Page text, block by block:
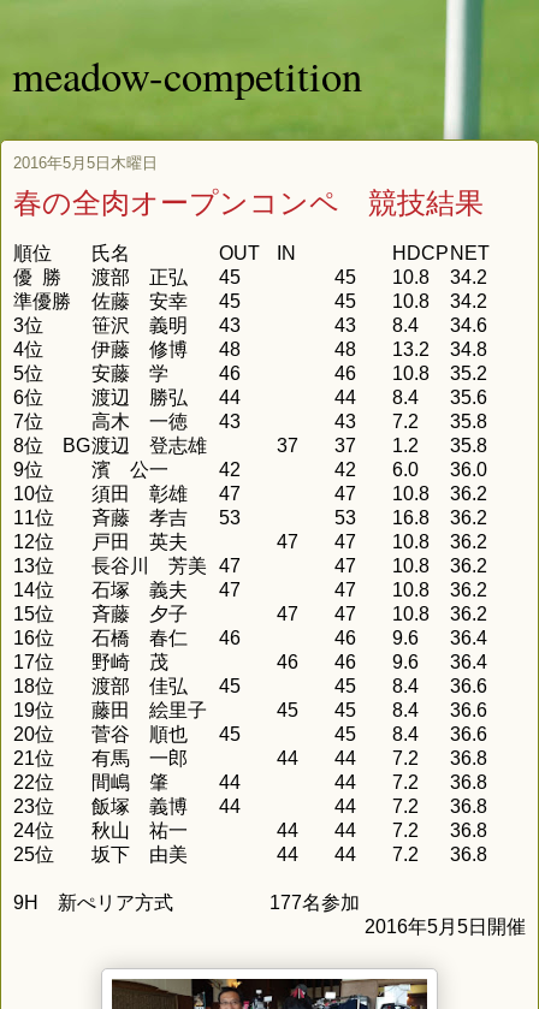
meadow-competition
2016年5月5日木曜日
春の全肉オープンコンペ 競技結果
順位 氏名 OUT IN HDCP NET
優 勝
渡部 正弘 45 45 10.8
34.2
準優勝
佐藤 安幸 45 45 10.8
34.2
3位
笹沢 義明 43 43 8.4
34.6
4位
伊藤 修博 48 48 13.2
34.8
5位
安藤 学 46 46 10.8
35.2
6位
渡辺 勝弘 44 44 8.4
35.6
7位
高木 一徳 43 43 7.2
35.8
8位 BG渡辺 登志雄 37 37 1.2
35.8
9位
濱 公一 42 42 6.0
36.0
10位
須田 彰雄 47 47 10.8
36.2
11位
斉藤 孝吉 53 53 16.8
36.2
12位
戸田 英夫 47 47 10.8
36.2
13位
長谷川 芳美 47 47 10.8
36.2
14位
石塚 義夫 47 47 10.8
36.2
15位
斉藤 夕子 47 47 10.8
36.2
16位
石橋 春仁 46 46 9.6
36.4
17位
野崎 茂 46 46 9.6
36.4
18位
渡部 佳弘 45 45 8.4
36.6
19位
藤田 絵里子 45 45 8.4
36.6
20位
菅谷 順也 45 45 8.4
36.6
21位
有馬 一郎 44 44 7.2
36.8
22位
間嶋 肇 44 44 7.2
36.8
23位
飯塚 義博 44 44 7.2
36.8
24位
秋山 祐一 44 44 7.2
36.8
25位
坂下 由美 44 44 7.2 36.8
9H 新ぺリア方式 177名参加
2016年5月5日開催